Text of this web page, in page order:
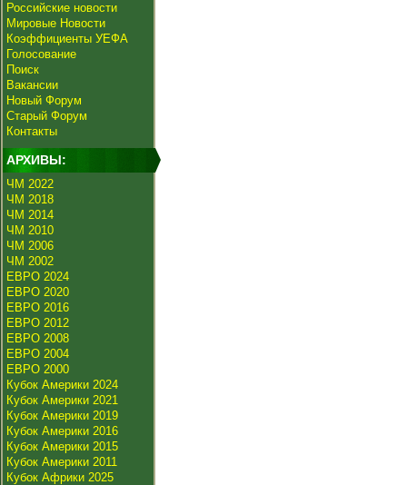
Российские новости
Мировые Новости
Коэффициенты УЕФА
Голосование
Поиск
Вакансии
Новый Форум
Старый Форум
Контакты
АРХИВЫ:
ЧМ 2022
ЧМ 2018
ЧМ 2014
ЧМ 2010
ЧМ 2006
ЧМ 2002
ЕВРО 2024
ЕВРО 2020
ЕВРО 2016
ЕВРО 2012
ЕВРО 2008
ЕВРО 2004
ЕВРО 2000
Кубок Америки 2024
Кубок Америки 2021
Кубок Америки 2019
Кубок Америки 2016
Кубок Америки 2015
Кубок Америки 2011
Кубок Африки 2025